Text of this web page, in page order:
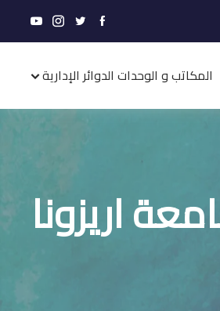
المكاتب و الوحدات الدوائر الإدارية
اريزونا